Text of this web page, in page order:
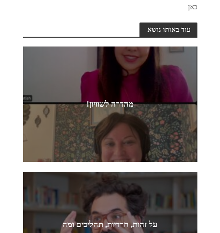
כאן
עוד באותו נושא
מהדרה לשוויון!
על זהות, חרדיות, תהליכים ומה